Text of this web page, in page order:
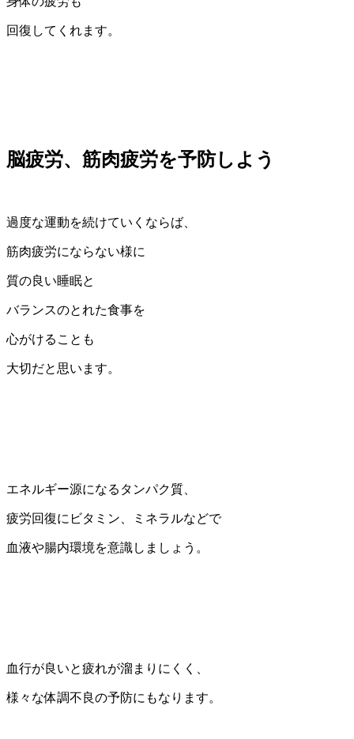
回復してくれます。
脳疲労、筋肉疲労を予防しよう
過度な運動を続けていくならば、
筋肉疲労にならない様に
質の良い睡眠と
バランスのとれた食事を
心がけることも
大切だと思います。
エネルギー源になるタンパク質、
疲労回復にビタミン、ミネラルなどで
血液や腸内環境を意識しましょう。
血行が良いと疲れが溜まりにくく、
様々な体調不良の予防にもなります。